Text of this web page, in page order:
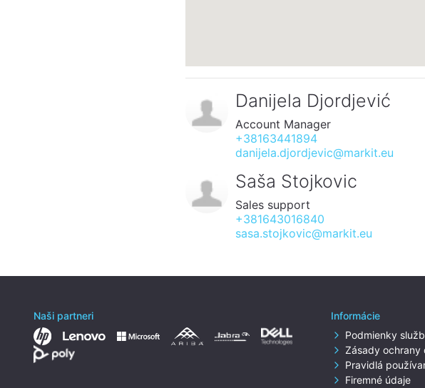
Danijela Djordjević
Account Manager
+38163441894
danijela.djordjevic@markit.eu
Saša Stojkovic
Sales support
+381643016840
sasa.stojkovic@markit.eu
Informácie
Podmienky
Zásady ochrany
Pravidlá
Firemné údaje
Naši partneri